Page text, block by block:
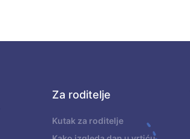
Za roditelje
Kutak za roditelje